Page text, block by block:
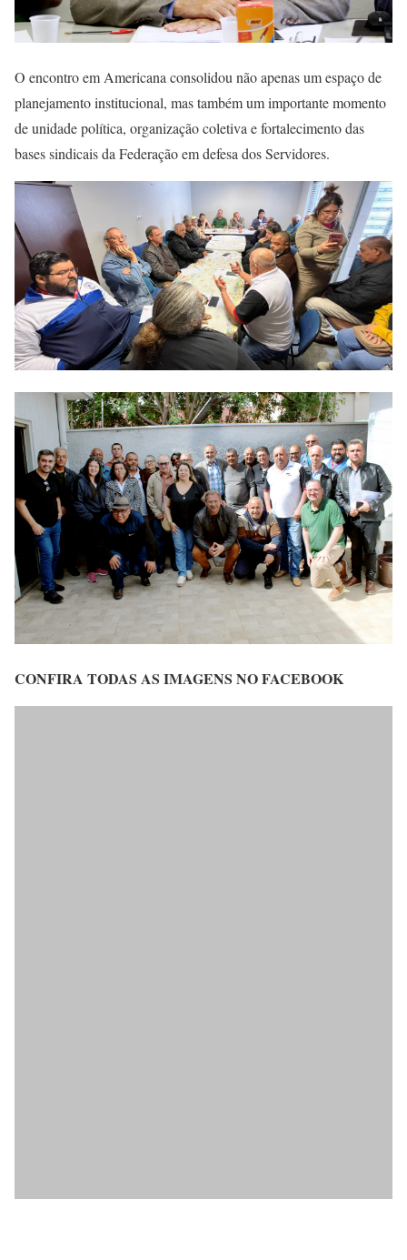
O encontro em Americana consolidou não apenas um espaço de
planejamento institucional, mas também um importante momento
de unidade política, organização coletiva e fortalecimento das
bases sindicais da Federação em defesa dos Servidores.
CONFIRA TODAS AS IMAGENS NO FACEBOOK